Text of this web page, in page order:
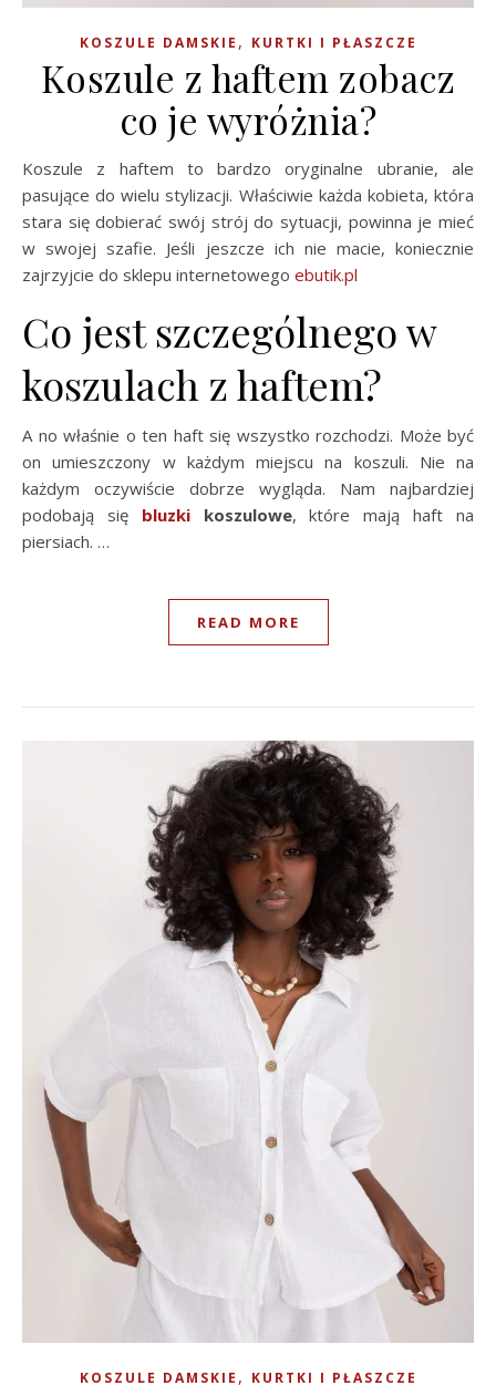
KOSZULE DAMSKIE , KURTKI I PŁASZCZE
Koszule z haftem zobacz
co je wyróżnia?
Koszule z haftem to bardzo oryginalne ubranie, ale
pasujące do wielu stylizacji. Właściwie każda kobieta, która
stara się dobierać swój strój do sytuacji, powinna je mieć
w swojej szafie. Jeśli jeszcze ich nie macie, koniecznie
zajrzyjcie do sklepu internetowego ebutik.pl
Co jest szczególnego w
koszulach z haftem?
A no właśnie o ten haft się wszystko rozchodzi. Może być
on umieszczony w każdym miejscu na koszuli. Nie na
każdym oczywiście dobrze wygląda. Nam najbardziej
podobają się bluzkikoszulowe, które mają haft na
piersiach. …
READ MORE
KOSZULE DAMSKIE , KURTKI I PŁASZCZE